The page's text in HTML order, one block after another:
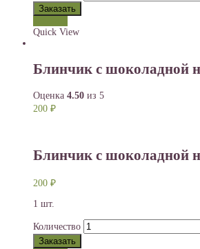
Заказать
Quick View
Блинчик с шоколадной
Оценка 4.50 из 5
200 ₽
Блинчик с шоколадной
200 ₽
1 шт.
Количество
Заказать